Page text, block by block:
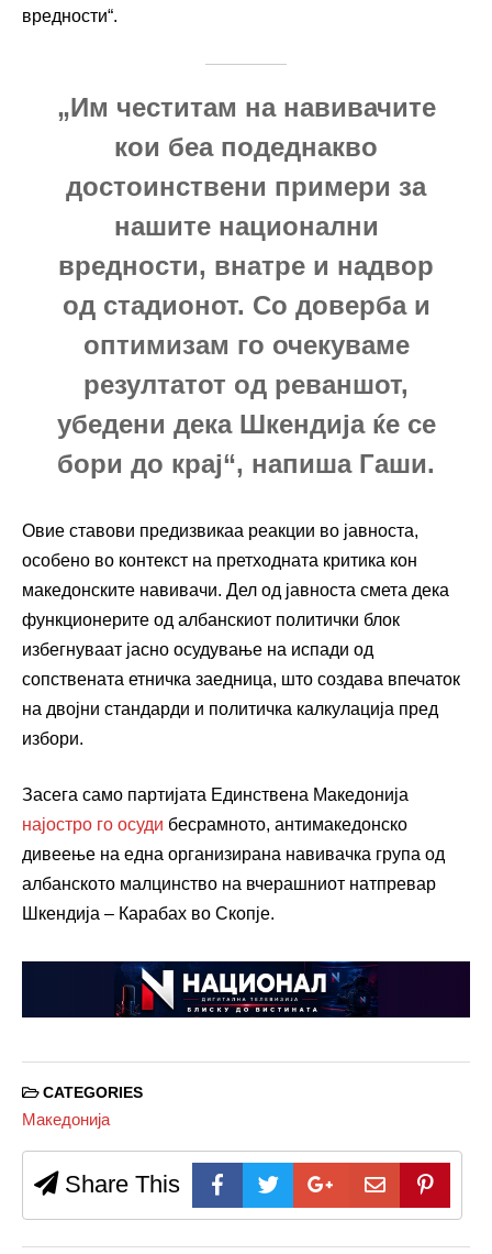
вредности“.
„Им честитам на навивачите
кои беа подеднакво
достоинствени примери за
нашите национални
вредности, внатре и надвор
од стадионот. Со доверба и
оптимизам го очекуваме
резултатот од реваншот,
убедени дека Шкендија ќе се
бори до крај“, напиша Гаши.
Овие ставови предизвикаа реакции во јавноста,
особено во контекст на претходната критика кон
македонските навивачи. Дел од јавноста смета дека
функционерите од албанскиот политички блок
избегнуваат јасно осудување на испади од
сопствената етничка заедница, што создава впечаток
на двојни стандарди и политичка калкулација пред
избори.
Засега само партијата Единствена Македонија
најостро го осуди бесрамното, антимакедонско
дивеење на една организирана навивачка група од
албанското малцинство на вчерашниот натпревар
Шкендија – Карабах во Скопје.
CATEGORIES
Македонија
Share This